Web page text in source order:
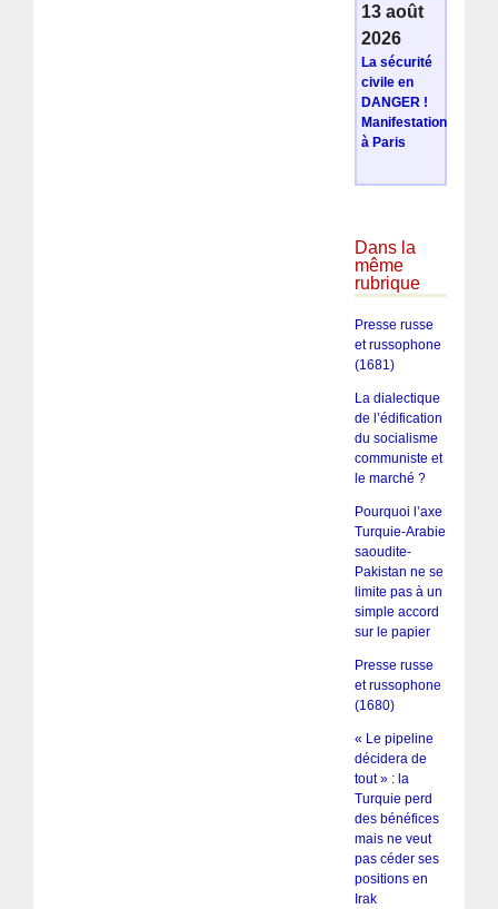
13 août
2026
La sécurité
civile en
DANGER !
Manifestation
à Paris
Dans la
même
rubrique
Presse russe
et russophone
(1681)
La dialectique
de l’édification
du socialisme
communiste et
le marché ?
Pourquoi l’axe
Turquie-Arabie
saoudite-
Pakistan ne se
limite pas à un
simple accord
sur le papier
Presse russe
et russophone
(1680)
« Le pipeline
décidera de
tout » : la
Turquie perd
des bénéfices
mais ne veut
pas céder ses
positions en
Irak